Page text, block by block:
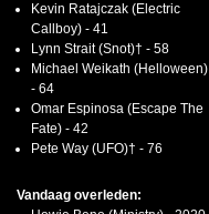
Kevin Ratajczak (Electric
Callboy) - 41
Lynn Strait (Snot)† - 58
Michael Weikath (Helloween)
- 64
Omar Espinosa (Escape The
Fate) - 42
Pete Way (UFO)† - 76
Vandaag overleden: